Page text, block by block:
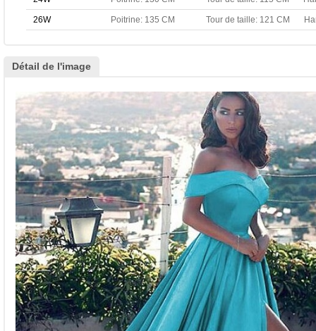
26W Poitrine: 135 CM Tour de taille: 121 CM
Détail de l'image